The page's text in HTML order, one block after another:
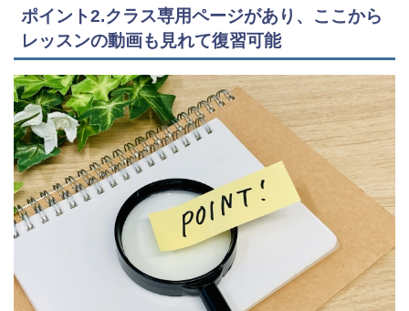
ポイント2.クラス専用ページがあり、ここから
レッスンの動画も見れて復習可能